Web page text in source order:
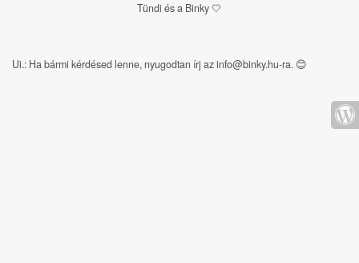
Tündi és a Binky 🤍
Ui.: Ha bármi kérdésed lenne, nyugodtan írj az info@binky.hu-ra. 😊